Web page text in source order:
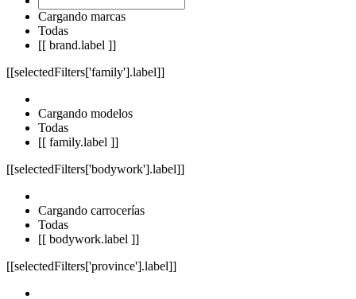
Cargando marcas
Todas
[[ brand.label ]]
[[selectedFilters['family'].label]]
Cargando modelos
Todas
[[ family.label ]]
[[selectedFilters['bodywork'].label]]
Cargando carrocerías
Todas
[[ bodywork.label ]]
[[selectedFilters['province'].label]]